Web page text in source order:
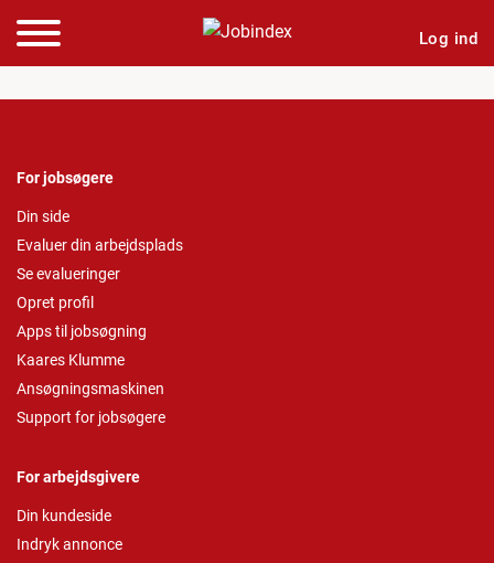
Log ind
For jobsøgere
Din side
Evaluer din arbejdsplads
Se evalueringer
Opret profil
Apps til jobsøgning
Kaares Klumme
Ansøgningsmaskinen
Support for jobsøgere
For arbejdsgivere
Din kundeside
Indryk annonce